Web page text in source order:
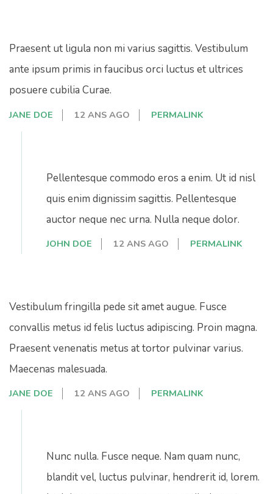
Praesent ut ligula non mi varius sagittis. Vestibulum
ante ipsum primis in faucibus orci luctus et ultrices
posuere cubilia Curae.
JANE DOE 12 ANS AGO PERMALINK
Pellentesque commodo eros a enim. Ut id nisl
quis enim dignissim sagittis. Pellentesque
auctor neque nec urna. Nulla neque dolor.
JOHN DOE 12 ANS AGO PERMALINK
Vestibulum fringilla pede sit amet augue. Fusce
convallis metus id felis luctus adipiscing. Proin magna.
Praesent venenatis metus at tortor pulvinar varius.
Maecenas malesuada.
JANE DOE 12 ANS AGO PERMALINK
Nunc nulla. Fusce neque. Nam quam nunc,
blandit vel, luctus pulvinar, hendrerit id, lorem.